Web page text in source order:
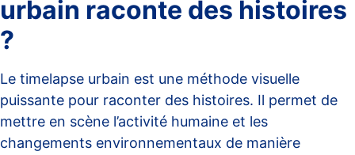
urbain raconte des histoires
?
Le timelapse urbain est une méthode visuelle
puissante pour raconter des histoires. Il permet de
mettre en scène l’activité humaine et les
changements environnementaux de manière